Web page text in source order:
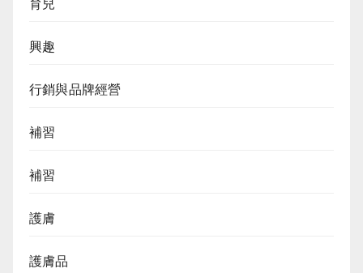
育兒
興趣
行銷與品牌經營
補習
補習
護膚
護膚品